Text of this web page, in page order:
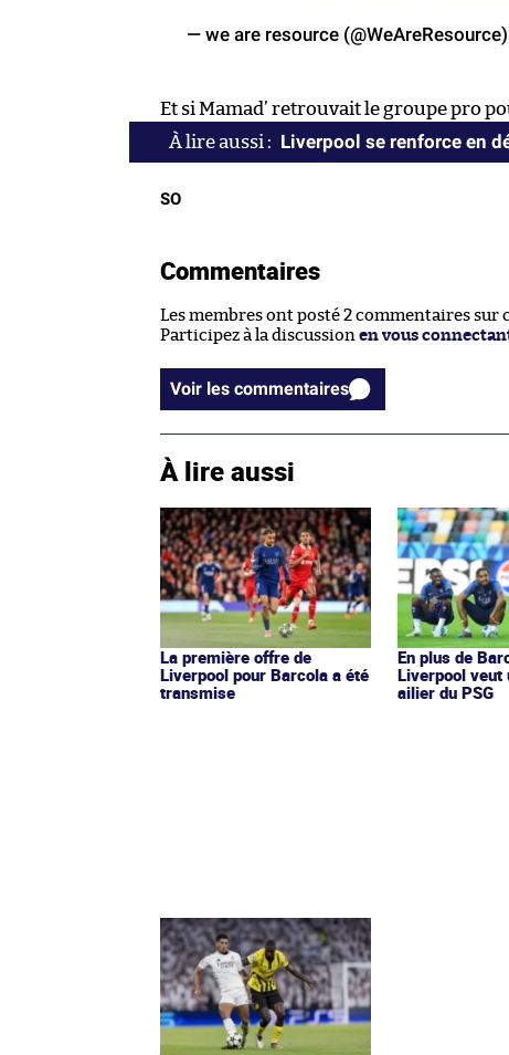
— we are resource (@WeAreResource)
Et si Mamad’ retrouvait le groupe pro
Liverpool se renforce en
SO
Commentaires
Les membres ont posté 2 commentaires sur
Participez à la discussion en vous
Voir les commentaires
À lire aussi
La première offre de
Liverpool pour Barcola a été
transmise
En plus de
Liverpool veut
ailier du PSG